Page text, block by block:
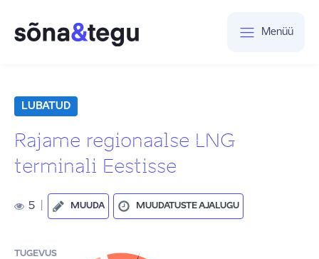
Menüü
LUBATUD
Rajame regionaalse LNG
terminali Eestisse
5 MUUDA MUUDATUSTE AJALUGU
TUGEVUS